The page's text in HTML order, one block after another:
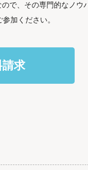
で、その専門的なノ
加ください。
請求